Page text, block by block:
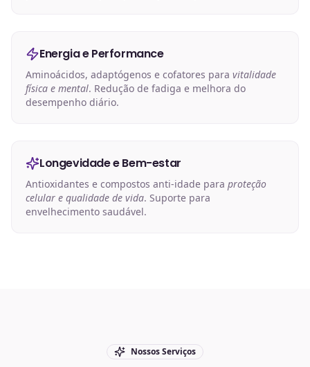
Energia e Performance
Aminoácidos, adaptógenos e cofatores para vitalidade
física e mental. Redução de fadiga e melhora do
desempenho diário.
Longevidade e Bem-estar
Antioxidantes e compostos anti-idade para proteção
celular e qualidade de vida. Suporte para
envelhecimento saudável.
Nossos Serviços